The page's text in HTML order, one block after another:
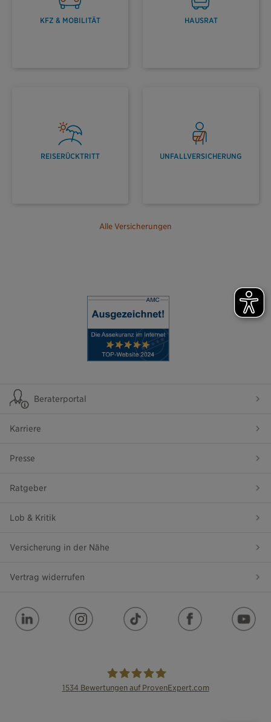
Alle Versicherungen
KFZ & MOBILITÄT HAUSRAT
REISERÜCKTRITT UNFALLVERSICHERUNG
Beraterportal
Karriere
Presse
Ratgeber
Lob & Kritik
Versicherung in der Nähe
Vertrag widerrufen
1534 Bewertungen auf ProvenExpert.com